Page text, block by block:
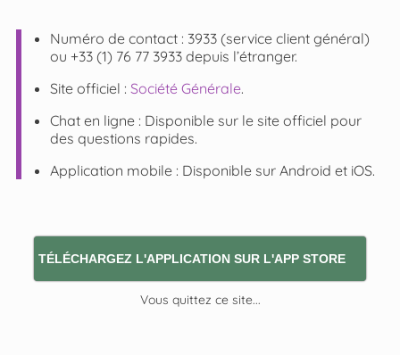
Numéro de contact : 3933 (service client général)
ou +33 (1) 76 77 3933 depuis l’étranger.
Site officiel : Société Générale.
Chat en ligne : Disponible sur le site officiel pour
des questions rapides.
Application mobile : Disponible sur Android et iOS.
TÉLÉCHARGEZ L'APPLICATION SUR L'APP STORE
Vous quittez ce site...